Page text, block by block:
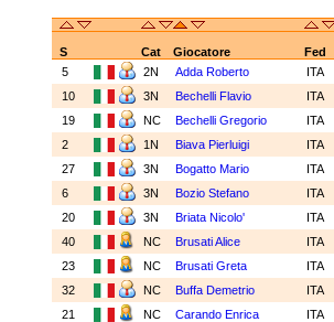
S Cat Giocatore
Fed
5
2N Adda Roberto
ITA
10
3N Bechelli Flavio
ITA
19
NC Bechelli Gregorio
ITA
2
1N Biava Pierluigi
ITA
27
3N Bogatto Mario
ITA
6
3N Bozio Stefano
ITA
20
3N Briata Nicolo'
ITA
40
NC Brusati Alice
ITA
23
NC Brusati Greta
ITA
32
NC Buffa Demetrio
ITA
21
NC Carando Enrica
ITA